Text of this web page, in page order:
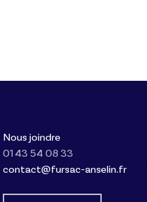
Nous joindre
01 43 54 08 33
contact@fursac-anselin.fr